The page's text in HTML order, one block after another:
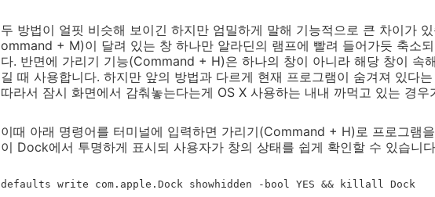
두 방법이 얼핏 비슷해 보이긴 하지만 엄밀하게 말해 기능적으로 큰 차이가
ommand + M)이 달려 있는 창 하나만 알라딘의 램프에 빨려 들어가듯 축소
다. 반면에 가리기 기능(Command + H)은 하나의 창이 아니라 해당 창이 속
길 때 사용합니다. 하지만 앞의 방법과 다르게 현재 프로그램이 숨겨져 있다
따라서 잠시 화면에서 감춰놓는다는게 OS X 사용하는 내내 까먹고 있는 경우
이때 아래 명령어를 터미널에 입력하면 가리기(Command + H)로 프로그램
이 Dock에서 투명하게 표시되 사용자가 창의 상태를 쉽게 확인할 수 있습니
defaults write com.apple.Dock showhidden -bool YES && killall Dock